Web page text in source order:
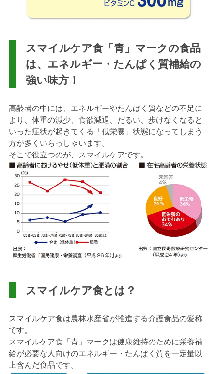
スマイルケア食「青」マークの食品
は、エネルギー・たんぱく質補給の
強い味方！
高齢者の中には、エネルギーやたんぱく質などの不足に
より、体重の減少、食欲減退、だるい、歩けなくなると
いった症状が起きてくる「低栄養」状態になってしまう
方が多くいらっしゃいます。
そこで役立つのが、スマイルケアです。
スマイルケア食とは？
スマイルケア食は農林水産省が推進する介護食品の愛称
です。
スマイルケア食「青」マークは健康維持のために栄養補
給が必要な人向けのエネルギー・たんぱく質を一定量以
上含んだ食品です。